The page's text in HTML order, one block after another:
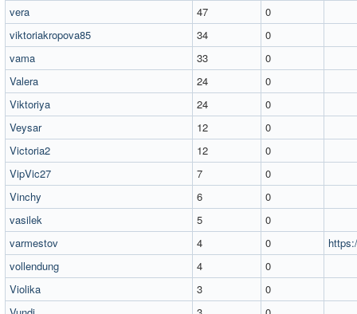
vera
47
0
viktoriakropova85
34
0
vama
33
0
Valera
24
0
Viktoriya
24
0
Veysar
12
0
Victoria2
12
0
VipVic27
7
0
Vinchy
6
0
vasilek
5
0
varmestov
4 0
vollendung
4
0
Violika
3
0